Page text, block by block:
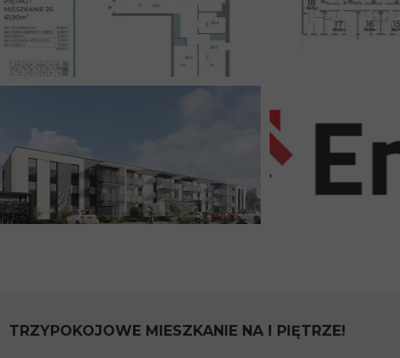
TRZYPOKOJOWE MIESZKANIE NA I PIĘTRZE!